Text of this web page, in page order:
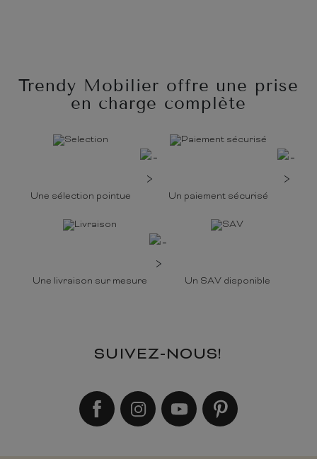
Trendy Mobilier offre une prise
en charge complète
Une sélection pointue Un paiement sécurisé
Une livraison sur mesure Un SAV disponible
SUIVEZ-NOUS!